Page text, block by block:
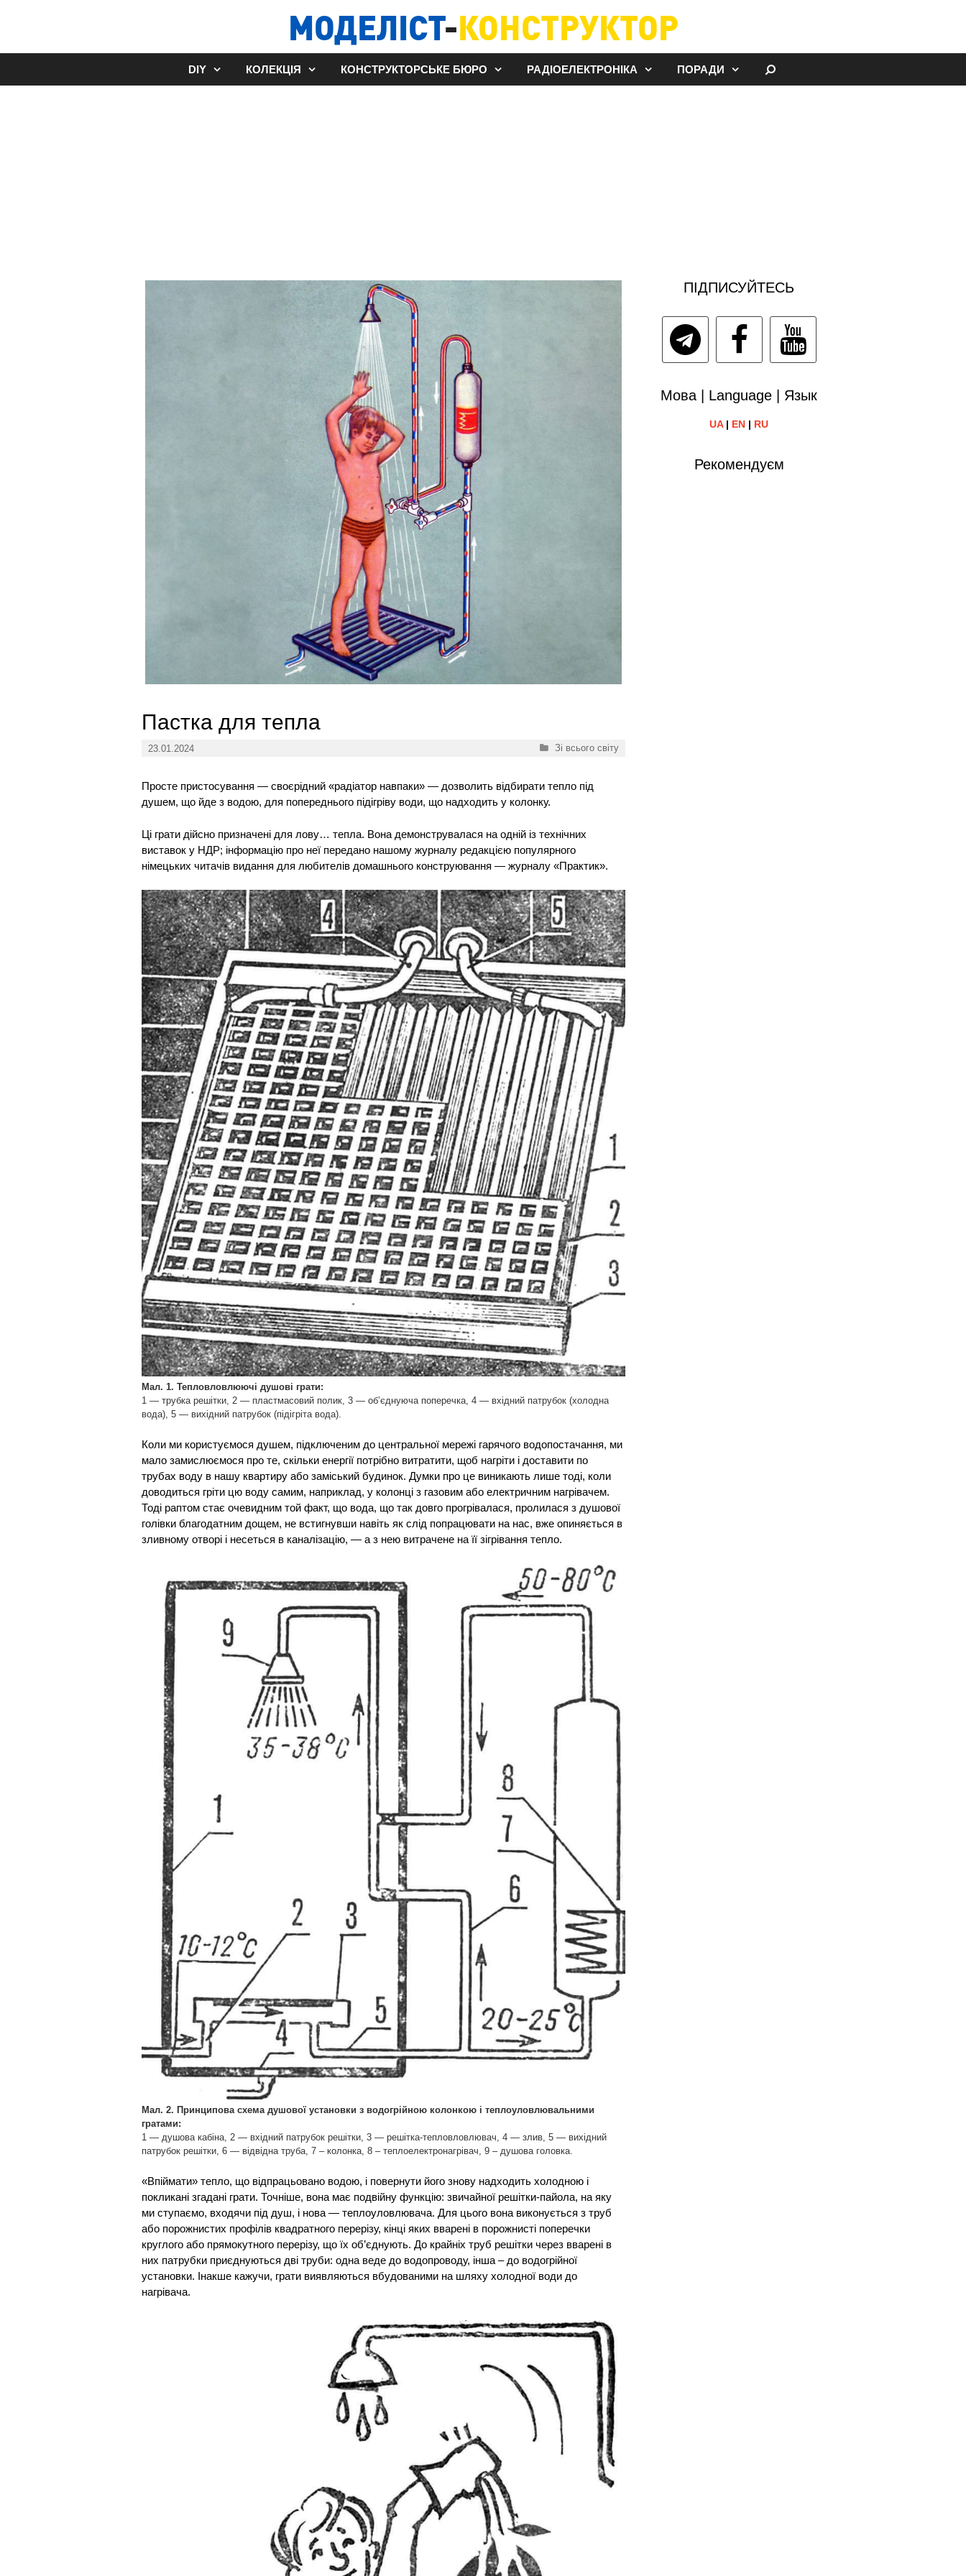
МОДЕЛІСТ-КОНСТРУКТОР
DIY КОЛЕКЦІЯ КОНСТРУКТОРСЬКЕ БЮРО РАДІОЕЛЕКТРОНІКА ПОРАДИ
Пастка для тепла
23.01.2024 Категорії
Зі всього світу
Просте пристосування — своєрідний «радіатор навпаки» — дозволить відбирати тепло під
душем, що йде з водою, для попереднього підігріву води, що надходить у колонку.
Ці грати дійсно призначені для лову… тепла. Вона демонструвалася на одній із технічних
виставок у НДР; інформацію про неї передано нашому журналу редакцією популярного
німецьких читачів видання для любителів домашнього конструювання — журналу «Практик».
Мал. 1. Тепловловлюючі душові грати:
1 — трубка решітки, 2 — пластмасовий полик, 3 — об’єднуюча поперечка, 4 — вхідний патрубок (холодна
вода), 5 — вихідний патрубок (підігріта вода).
Коли ми користуємося душем, підключеним до центральної мережі гарячого водопостачання, ми
мало замислюємося про те, скільки енергії потрібно витратити, щоб нагріти і доставити по
трубах воду в нашу квартиру або заміський будинок. Думки про це виникають лише тоді, коли
доводиться гріти цю воду самим, наприклад, у колонці з газовим або електричним нагрівачем.
Тоді раптом стає очевидним той факт, що вода, що так довго прогрівалася, пролилася з душової
голівки благодатним дощем, не встигнувши навіть як слід попрацювати на нас, вже опиняється в
зливному отворі і несеться в каналізацію, — а з нею витрачене на її зігрівання тепло.
Мал. 2. Принципова схема душової установки з водогрійною колонкою і теплоуловлювальними
гратами:
1 — душова кабіна, 2 — вхідний патрубок решітки, 3 — решітка-тепловловлювач, 4 — злив, 5 — вихідний
патрубок решітки, 6 — відвідна труба, 7 – колонка, 8 – теплоелектронагрівач, 9 – душова головка.
«Впіймати» тепло, що відпрацьовано водою, і повернути його знову надходить холодною і
покликані згадані грати. Точніше, вона має подвійну функцію: звичайної решітки-пайола, на яку
ми ступаємо, входячи під душ, і нова — теплоуловлювача. Для цього вона виконується з труб
або порожнистих профілів квадратного перерізу, кінці яких вварені в порожнисті поперечки
круглого або прямокутного перерізу, що їх об’єднують. До крайніх труб решітки через вварені в
них патрубки приєднуються дві труби: одна веде до водопроводу, інша – до водогрійної
установки. Інакше кажучи, грати виявляються вбудованими на шляху холодної води до
нагрівача.
ПІДПИСУЙТЕСЬ
Мова | Language | Язык
UA| EN | RU
Рекомендуєм